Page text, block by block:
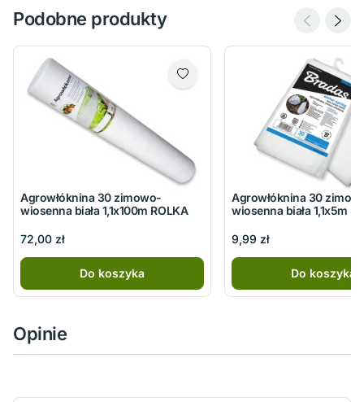
Podobne produkty
Agrowłóknina 30 zimowo-
wiosenna biała 1,1x100m ROLKA
72,00 zł
Do koszyka
Agrowłóknina 30
wiosenna biała 1,1x5m
9,99 zł
Do koszyka
Opinie